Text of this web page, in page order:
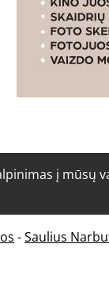
į mūsų
-Saulius